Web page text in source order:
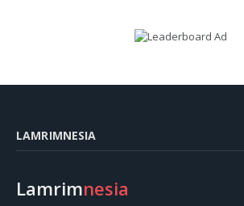
LAMRIMNESIA
Lamrimnesia